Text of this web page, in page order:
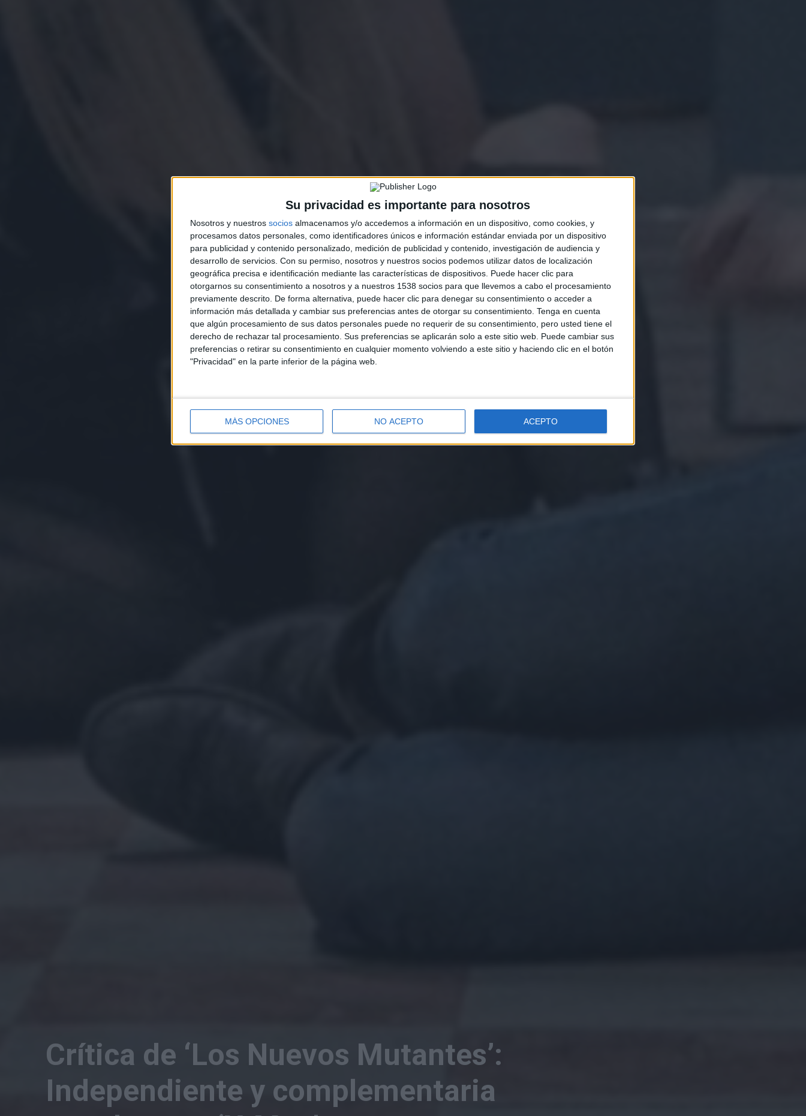
Su privacidad es importante para nosotros
Nosotros y nuestros socios almacenamos y/o accedemos a información en un dispositivo, como cookies, y
procesamos datos personales, como identificadores únicos e información estándar enviada por un dispositivo
para publicidad y contenido personalizado, medición de publicidad y contenido, investigación de audiencia y
desarrollo de servicios. Con su permiso, nosotros y nuestros socios podemos utilizar datos de localización
geográfica precisa e identificación mediante las características de dispositivos. Puede hacer clic para
otorgarnos su consentimiento a nosotros y a nuestros 1538 socios para que llevemos a cabo el procesamiento
previamente descrito. De forma alternativa, puede hacer clic para denegar su consentimiento o acceder a
información más detallada y cambiar sus preferencias antes de otorgar su consentimiento. Tenga en cuenta
que algún procesamiento de sus datos personales puede no requerir de su consentimiento, pero usted tiene el
derecho de rechazar tal procesamiento. Sus preferencias se aplicarán solo a este sitio web. Puede cambiar sus
preferencias o retirar su consentimiento en cualquier momento volviendo a este sitio y haciendo clic en el botón
"Privacidad" en la parte inferior de la página web.
MÁS OPCIONES NO ACEPTO ACEPTO
Crítica de ‘Los Nuevos Mutantes’:
Independiente y complementaria